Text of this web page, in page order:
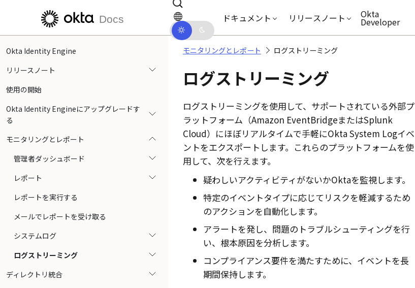
メインコンテンツにスキップ ドキュメントナビゲーションにスキップ
Docs ドキュメント リリースノート Okta
Developer
Okta Identity Engine
リリースノート
使用の開始
Okta Identity Engineにアップグレードす
る
モニタリングとレポート
管理者ダッシュボード
レポート
レポートを実行する
メールでレポートを受け取る
システムログ
ログストリーミング
ディレクトリ統合
モニタリングとレポート ログストリーミング
ログストリーミング
ログストリーミングを使用して、サポートされている外部プ
ラットフォーム（Amazon EventBridgeまたはSplunk
Cloud）にほぼリアルタイムで手軽にOkta System Logイベ
ントをエクスポートします。これらのプラットフォームを使
用して、次を行えます。
疑わしいアクティビティがないかOktaを監視します。
特定のイベントタイプに応じてリスクを軽減するため
のアクションを自動化します。
アラートを発し、問題のトラブルシューティングを行
い、根本原因を分析します。
コンプライアンス要件を満たすために、イベントを長
期間保持します。